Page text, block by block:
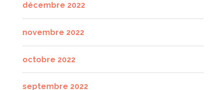
décembre 2022
novembre 2022
octobre 2022
septembre 2022